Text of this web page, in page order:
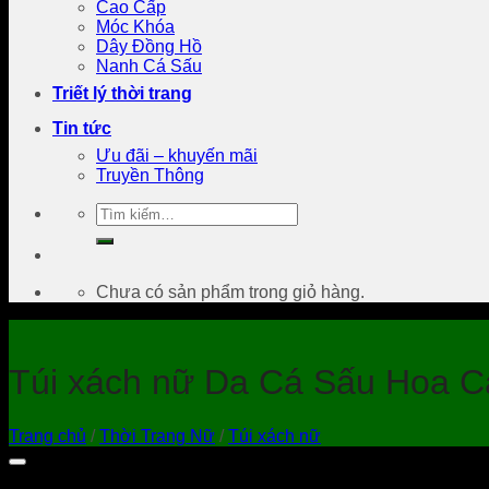
Cao Cấp
Móc Khóa
Dây Đồng Hồ
Nanh Cá Sấu
Triết lý thời trang
Tin tức
Ưu đãi – khuyến mãi
Truyền Thông
Tìm
kiếm:
Chưa có sản phẩm trong giỏ hàng.
Túi xách nữ Da Cá Sấu Hoa
Trang chủ / Thời Trang Nữ / Túi xách nữ